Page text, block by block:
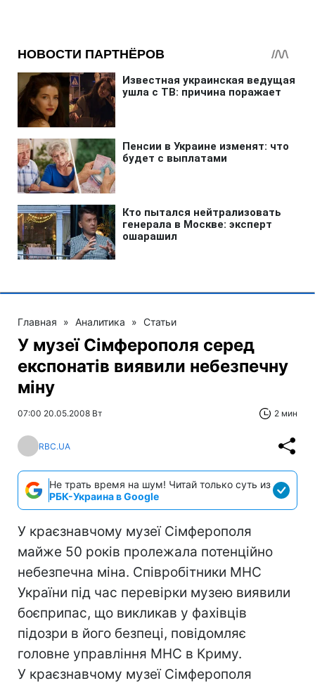
Главная » Аналитика » Статьи
У музеї Сімферополя серед
експонатів виявили небезпечну
міну
07:00 20.05.2008 Вт 2 мин
RBC.UA
Не трать время на шум! Читай только суть из
РБК-Украина в Google
У краєзнавчому музеї Сімферополя
майже 50 років пролежала потенційно
небезпечна міна. Співробітники МНС
України під час перевірки музею виявили
боєприпас, що викликав у фахівців
підозри в його безпеці, повідомляє
головне управління МНС в Криму.
У краєзнавчому музеї Сімферополя